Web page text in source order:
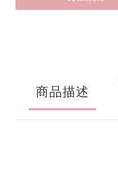
商品描述